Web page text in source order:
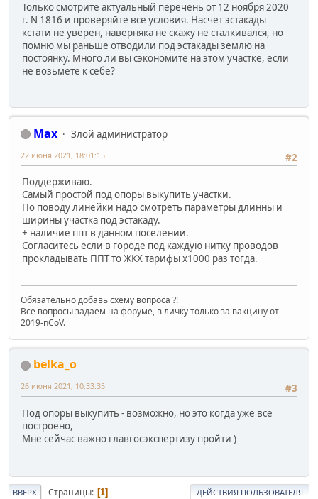
Только смотрите актуальный перечень от 12 ноября 2020
г. N 1816 и проверяйте все условия. Насчет эстакады
кстати не уверен, наверняка не скажу не сталкивался, но
помню мы раньше отводили под эстакады землю на
постоянку. Много ли вы сэкономите на этом участке, если
не возьмете к себе?
Max
Злой администратор
#2
22 июня 2021, 18:01:15
Поддерживаю.
Самый простой под опоры выкупить участки.
По поводу линейки надо смотреть параметры длинны и
ширины участка под эстакаду.
+ наличие ппт в данном поселении.
Согласитесь если в городе под каждую нитку проводов
прокладывать ППТ то ЖКХ тарифы х1000 раз тогда.
Обязательно добавь схему вопроса ?!
Все вопросы задаем на форуме, в личку только за вакцину от
2019-nCoV.
belka_o
#3
26 июня 2021, 10:33:35
Под опоры выкупить - возможно, но это когда уже все
построено,
Мне сейчас важно главгосэкспертизу пройти )
ВВЕРХ Страницы 1 ДЕЙСТВИЯ ПОЛЬЗОВАТЕЛЯ